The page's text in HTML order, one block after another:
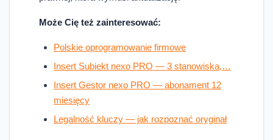
Może Cię też zainteresować:
Polskie oprogramowanie firmowe
Insert Subiekt nexo PRO — 3 stanowiska,…
Insert Gestor nexo PRO — abonament 12
miesięcy
Legalność kluczy — jak rozpoznać oryginał